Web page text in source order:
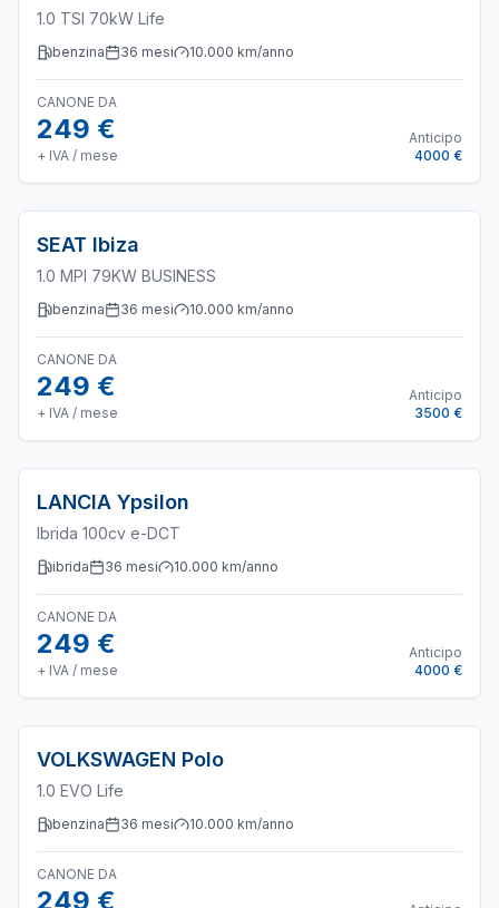
1.0 TSI 70kW Life
benzina 36 mesi 10.000 km/anno
CANONE DA
249 €
+ IVA / mese
Anticipo
4000 €
SEAT Ibiza
1.0 MPI 79KW BUSINESS
benzina 36 mesi 10.000 km/anno
CANONE DA
249 €
+ IVA / mese
Anticipo
3500 €
LANCIA Ypsilon
Ibrida 100cv e-DCT
ibrida 36 mesi 10.000 km/anno
CANONE DA
249 €
+ IVA / mese
Anticipo
4000 €
VOLKSWAGEN Polo
1.0 EVO Life
benzina 36 mesi 10.000 km/anno
CANONE DA
249 €